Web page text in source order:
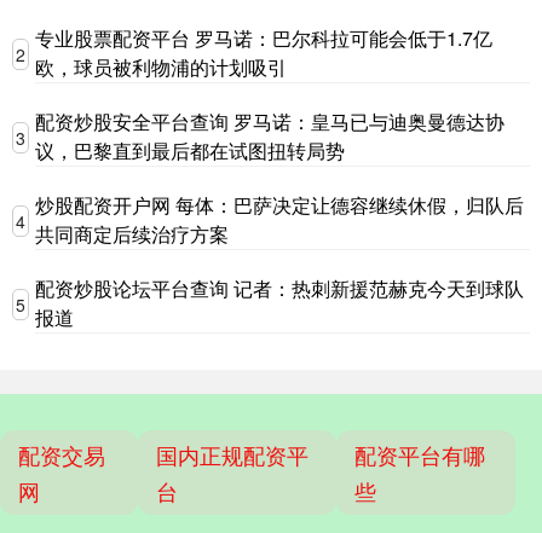
2
专业股票配资平台 罗马诺：巴尔科拉可能会低于1.7亿
欧，球员被利物浦的计划吸引
3
配资炒股安全平台查询 罗马诺：皇马已与迪奥曼德达协
议，巴黎直到最后都在试图扭转局势
4
炒股配资开户网 每体：巴萨决定让德容继续休假，归队后
共同商定后续治疗方案
5
配资炒股论坛平台查询 记者：热刺新援范赫克今天到球队
报道
配资交易
网
国内正规配资平
台
配资平台有哪
些